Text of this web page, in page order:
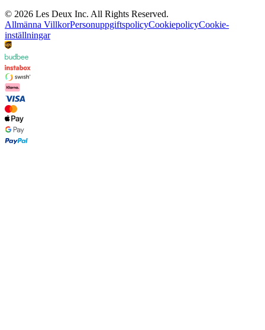
© 2026 Les Deux Inc. All Rights Reserved.
Allmänna VillkorPersonuppgiftspolicyCookiepolicyCookie-
inställningar